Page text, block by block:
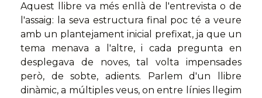
Aquest llibre va més enllà de l'entrevista o de
l'assaig: la seva estructura final poc té a veure
amb un plantejament inicial prefixat, ja que un
tema menava a l'altre, i cada pregunta en
desplegava de noves, tal volta impensades
però, de sobte, adients. Parlem d'un llibre
dinàmic, a múltiples veus, on entre línies llegim